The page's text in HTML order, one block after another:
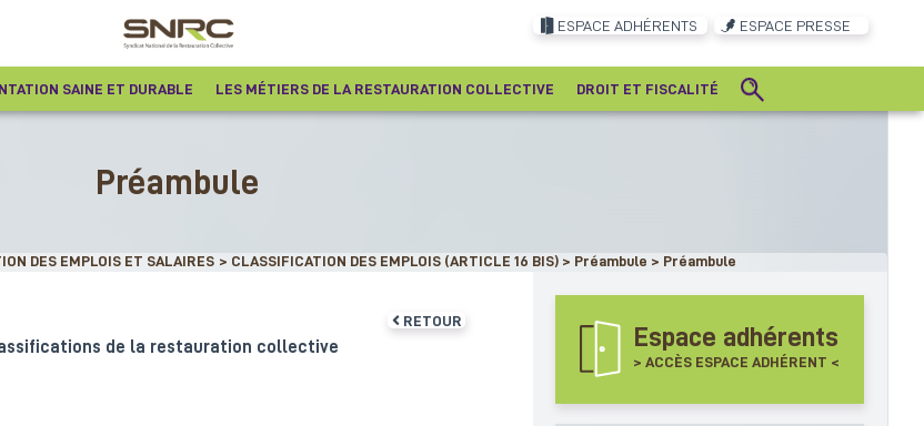
ESPACE ADHÉRENTS ESPACE PRESSE
SAINE ET DURABLE LES MÉTIERS DE LA RESTAURATION COLLECTIVE DROIT ET FISCALITÉ
Préambule
DES EMPLOIS ET SALAIRES > CLASSIFICATION DES EMPLOIS (ARTICLE 16 BIS) > Préambule > Préambule
RETOUR
de la restauration collective Espace adhérents
> ACCÈS ESPACE ADHÉRENT <